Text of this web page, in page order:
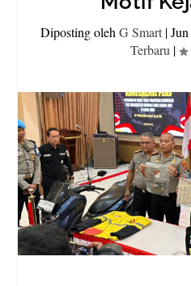
Diposting oleh G Smart|
Terbaru |